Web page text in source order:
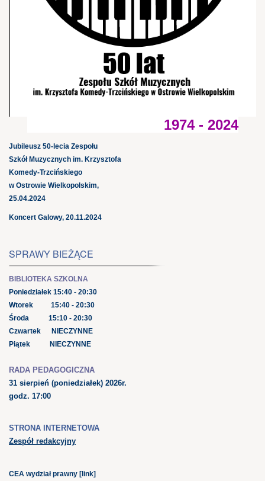
1974 - 2024
Jubileusz 50-lecia Zespołu
Szkół Muzycznych im. Krzysztofa
Komedy-Trzcińskiego
w Ostrowie Wielkopolskim,
25.04.2024
Koncert Galowy, 20.11.2024
SPRAWY BIEŻĄCE
BIBLIOTEKA SZKOLNA
Poniedziałek 15:40 - 20:30
Wtorek 15:40 - 20:30
Środa 15:10 - 20:30
Czwartek NIECZYNNE
Piątek NIECZYNNE
RADA PEDAGOGICZNA
31 sierpień (poniedziałek) 2026r.
godz. 17:00
STRONA INTERNETOWA
Zespół redakcyjny
CEA wydział prawny [link]